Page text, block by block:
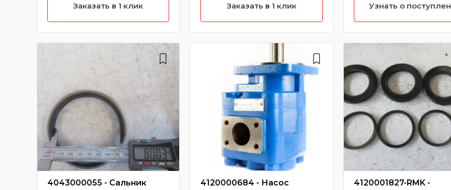
Заказать в 1 клик
4043000055 - Сальник
Заказать в 1 клик
4120000684 - Насос
Узнать о
4120001827-RMK -